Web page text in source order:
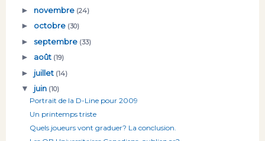
► novembre (24)
► octobre (30)
► septembre (33)
► août (19)
► juillet (14)
▼ juin (10)
Portrait de la D-Line pour 2009
Un printemps triste
Quels joueurs vont graduer? La conclusion.